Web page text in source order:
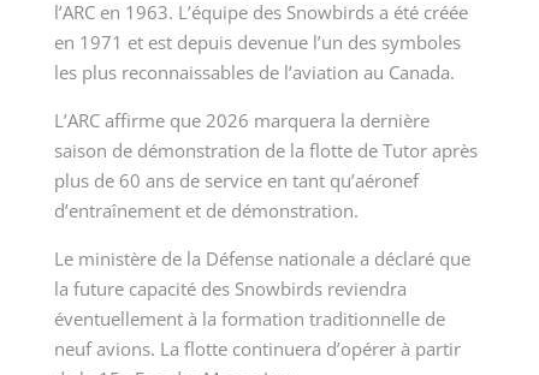
l’ARC en 1963. L’équipe des Snowbirds a été créée
en 1971 et est depuis devenue l’un des symboles
les plus reconnaissables de l’aviation au Canada.
L’ARC affirme que 2026 marquera la dernière
saison de démonstration de la flotte de Tutor après
plus de 60 ans de service en tant qu’aéronef
d’entraînement et de démonstration.
Le ministère de la Défense nationale a déclaré que
la future capacité des Snowbirds reviendra
éventuellement à la formation traditionnelle de
neuf avions. La flotte continuera d’opérer à partir